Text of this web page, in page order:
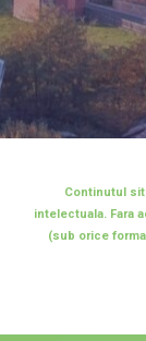
Continutul
intelectuala. Fara
(sub orice